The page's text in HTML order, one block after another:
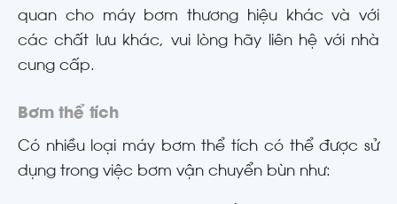
quan cho máy bơm thương hiệu khác và với
các chất lưu khác, vui lòng hãy liên hệ với nhà
cung cấp.
Bơm thể tích
Có nhiều loại máy bơm thể tích có thể được sử
dụng trong việc bơm vận chuyển bùn như: